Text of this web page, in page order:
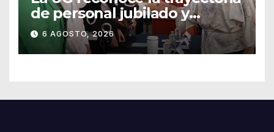
de personal jubilado y
agradece su legado
6 AGOSTO, 2026